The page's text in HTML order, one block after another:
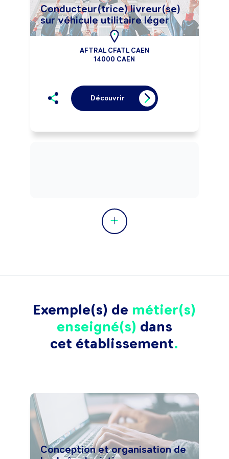
Conducteur(trice) livreur(se)
sur véhicule utilitaire léger
AFTRAL CFATL CAEN
14000 CAEN
Découvrir
Exemple(s) de métier(s)
enseigné(s) dans
cet établissement
Conception et organisation de